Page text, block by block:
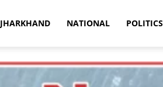
JHARKHAND NATIONAL POLITICS